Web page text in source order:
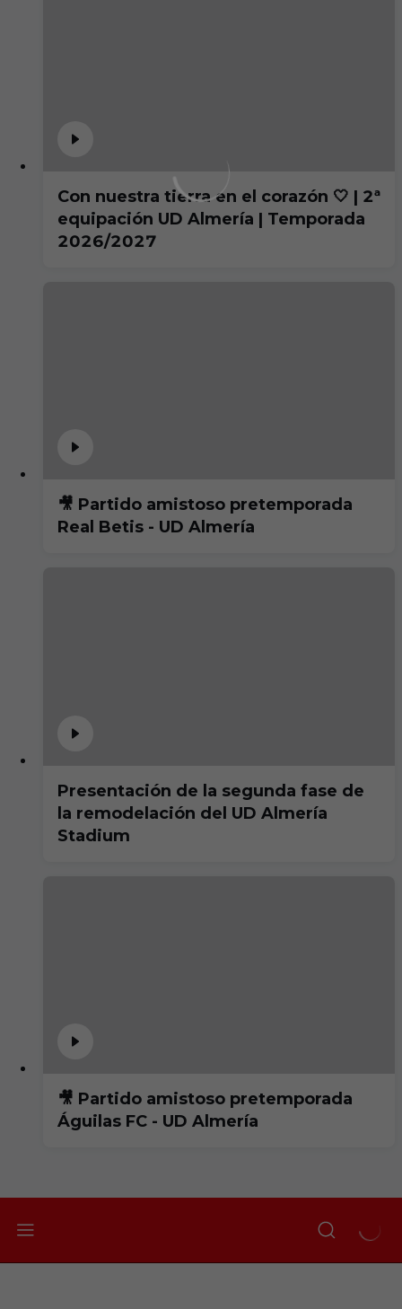
Con nuestra tierra en el corazón 🤍 | 2ª
equipación UD Almería | Temporada
2026/2027
🎥 Partido amistoso pretemporada
Real Betis - UD Almería
Presentación de la segunda fase de
la remodelación del UD Almería
Stadium
🎥 Partido amistoso pretemporada
Águilas FC - UD Almería